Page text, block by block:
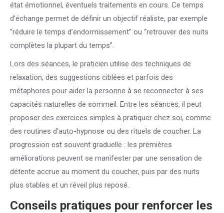
état émotionnel, éventuels traitements en cours. Ce temps
d’échange permet de définir un objectif réaliste, par exemple
“réduire le temps d’endormissement” ou “retrouver des nuits
complètes la plupart du temps”.
Lors des séances, le praticien utilise des techniques de
relaxation, des suggestions ciblées et parfois des
métaphores pour aider la personne à se reconnecter à ses
capacités naturelles de sommeil. Entre les séances, il peut
proposer des exercices simples à pratiquer chez soi, comme
des routines d’auto-hypnose ou des rituels de coucher. La
progression est souvent graduelle : les premières
améliorations peuvent se manifester par une sensation de
détente accrue au moment du coucher, puis par des nuits
plus stables et un réveil plus reposé.
Conseils pratiques pour renforcer les